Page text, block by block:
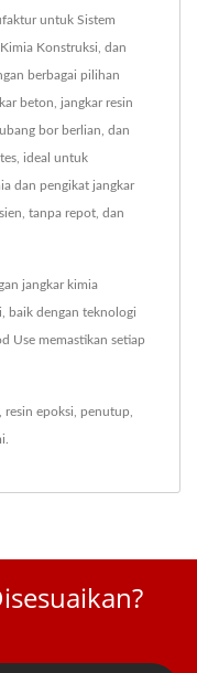
untuk Sistem
Konstruksi, dan
berbagai pilihan
beton, jangkar resin
bor berlian, dan
ideal untuk
dan pengikat jangkar
tanpa repot, dan
jangkar kimia
baik dengan teknologi
Use memastikan setiap
resin epoksi penutup